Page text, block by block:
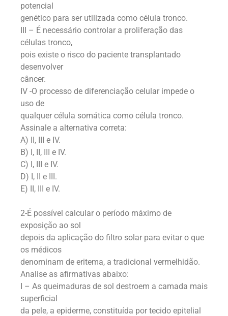
potencial
genético para ser utilizada como célula tronco.
III – É necessário controlar a proliferação das
células tronco,
pois existe o risco do paciente transplantado
desenvolver
câncer.
IV -O processo de diferenciação celular impede o
uso de
qualquer célula somática como célula tronco.
Assinale a alternativa correta:
A) II, III e IV.
B) I, II, III e IV.
C) I, III e IV.
D) I, II e III.
E) II, III e IV.
2-É possível calcular o período máximo de
exposição ao sol
depois da aplicação do filtro solar para evitar o que
os médicos
denominam de eritema, a tradicional vermelhidão.
Analise as afirmativas abaixo:
I – As queimaduras de sol destroem a camada mais
superficial
da pele, a epiderme, constituída por tecido epitelial